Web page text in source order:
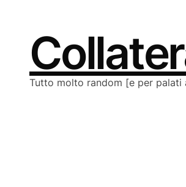
Tutto molto random [e per palati